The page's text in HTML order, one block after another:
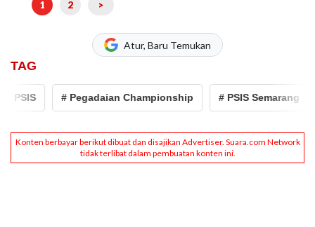
1 2 >
Atur, Baru Temukan
TAG
# Pegadaian Championship # PSIS Semarang